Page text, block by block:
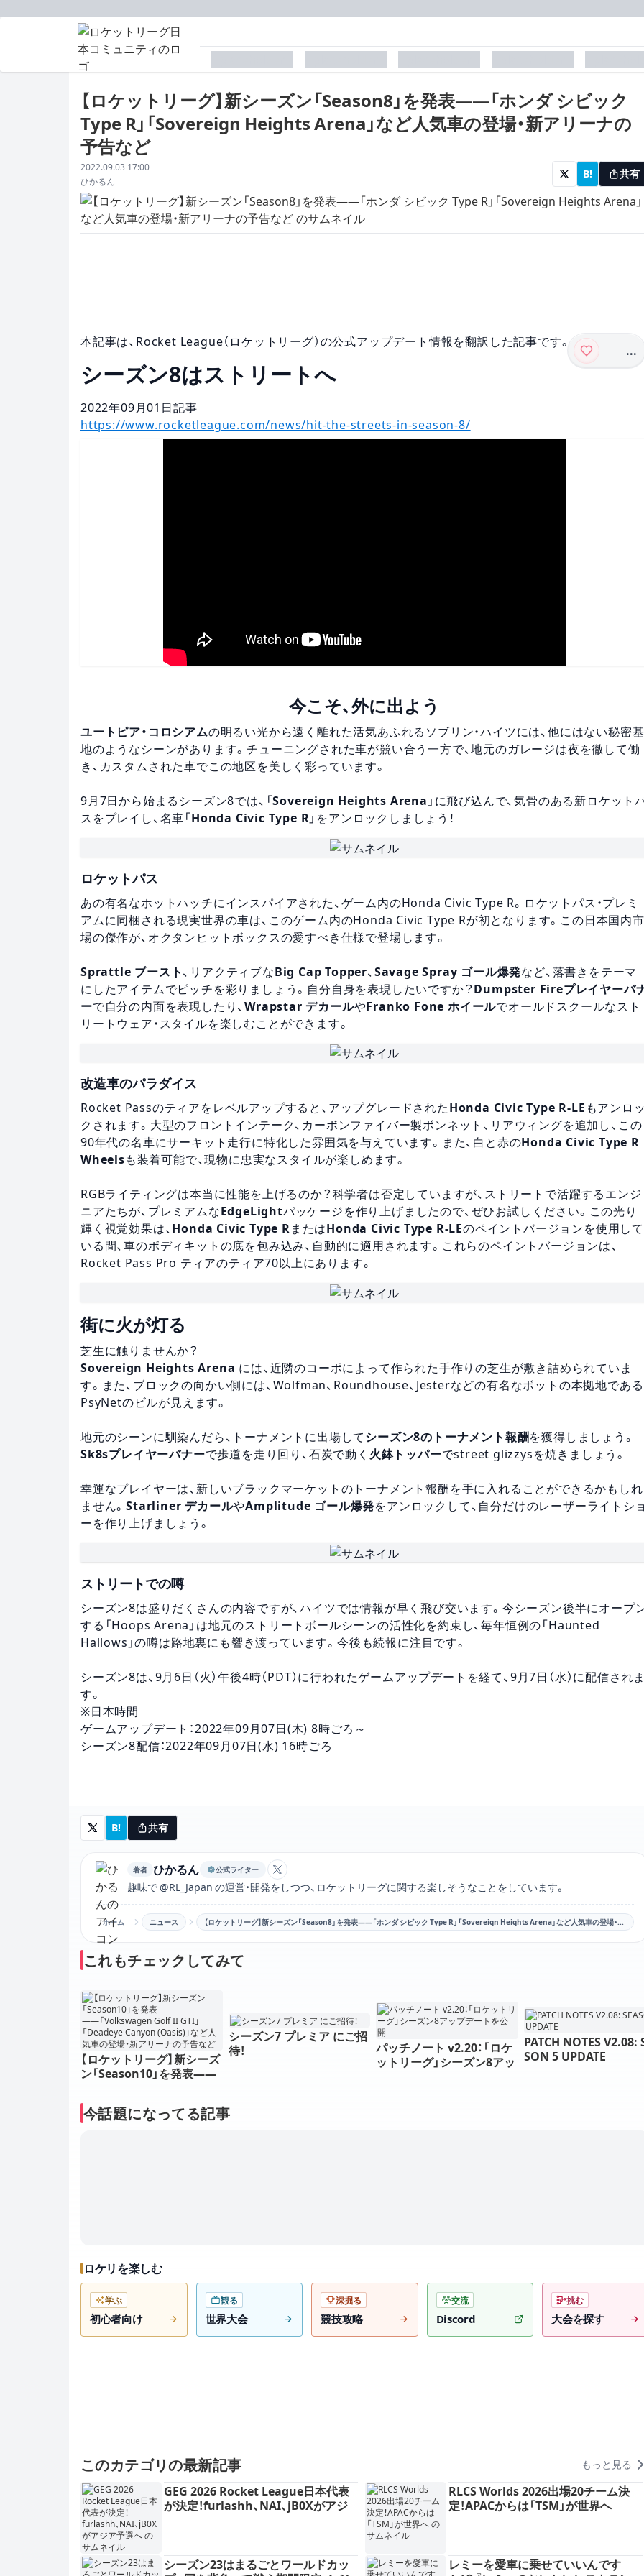
【ロケットリーグ】新シーズン「Season8」を発表――「ホンダ シビック
Type R」「Sovereign Heights Arena」など人気車の登場・新アリーナの
予告など
配信日
2022.09.03 17:00
著者
ひかるん
B! 共有
...
本記事は、Rocket League（ロケットリーグ）の公式アップデート情報を翻訳した記事です。
シーズン8はストリートへ
2022年09月01 日 記事
https://www.rocketleague.com/news/hit-the-streets-in-season-8/
今こそ、外に出よう
ユートピア・コロシアムの明るい光から遠く離れた活気あふれるソブリン・ハイツには、他にはない秘密基
地のようなシーンがあります。チューニングされた車が競い合う一方で、地元のガレージは夜を徹して働
き、カスタムされた車でこの地区を美しく彩っています。
9月7日から始まるシーズン8では、「Sovereign Heights Arena 」に飛び込んで、気骨のある新ロケット
スをプレイし、名車「 Honda Civic Type R 」をアンロックしましょう！
ロケットパス
あの有名なホットハッチにインスパイアされた、ゲーム内のHonda Civic Type R。ロケットパス・プレミ
アムに同梱される現実世界の車は、このゲーム内のHonda Civic Type Rが初となります。この日本国内市
場の傑作が、オクタンヒットボックスの愛すべき仕様で登場します。
Sprattle ブースト 、リアクティブな Big Cap Topper、 Savage Spray ゴール爆発など、落書きをテーマ
にしたアイテムでピッチを彩りましょう。自分自身を表現したいですか？ Dumpster Fireプレイヤーバ
ーで自分の内面を表現したり、Wrapstar デカールやFranko Fone ホイールでオールドスクールなスト
リートウェア・スタイルを楽しむことができます。
改造車のパラダイス
Rocket Passのティアをレベルアップすると、アップグレードされた Honda Civic Type R-LE もアンロ
クされます。大型のフロントインテーク、カーボンファイバー製ボンネット、リアウィングを追加し、この
90年代の名車にサーキット走行に特化した雰囲気を与えています。また、白と赤のHonda Civic Type R
Wheels も装着可能で、現物に忠実なスタイルが楽しめます。
RGBライティングは本当に性能を上げるのか？科学者は否定していますが、ストリートで活躍するエンジ
ニアたちが、プレミアムな EdgeLightパッケージを作り上げましたので、ぜひお試しください。この光り
輝く視覚効果は、 Honda Civic Type R または Honda Civic Type R-LEのペイントバージョンを使用して
いる間、車のボディキットの底を包み込み、自動的に適用されます。これらのペイントバージョンは、
Rocket Pass Pro ティアのティア70以上にあります。
街に火が灯る
芝生に触りませんか？
Sovereign Heights Arena には、近隣のコーポによって作られた手作りの芝生が敷き詰められていま
す。また、ブロックの向かい側には、Wolfman、Roundhouse、Jesterなどの有名なボットの本拠地である
PsyNetのビルが見えます。
地元のシーンに馴染んだら、トーナメントに出場して シーズン8のトーナメント報酬 を獲得しましょう。
Sk8sプレイヤーバナーで歩道を走り回り、石炭で動く 火鉢トッパーでstreet glizzysを焼きましょう。
幸運なプレイヤーは、新しいブラックマーケットのトーナメント報酬を手に入れることができるかもしれ
ません。Starliner デカールやAmplitude ゴール爆発をアンロックして、自分だけのレーザーライトシ
ーを作り上げましょう。
ストリートでの噂
シーズン8は盛りだくさんの内容ですが、ハイツでは情報が早く飛び交います。今シーズン後半にオープ
する「Hoops Arena」は地元のストリートボールシーンの活性化を約束し、毎年恒例の「Haunted
Hallows」の噂は路地裏にも響き渡っています。今後も続報に注目です。
シーズン8は、9月6日（火）午後4時（PDT）に行われたゲームアップデートを経て、9月7日（水）に配信され
す。
※日本時間
ゲームアップデート：2022年09月07日(木) 8時ごろ～
シーズン8配信：2022年09月07日(水) 16時ごろ
B! 共有
著者 ひかるん 公式ライター
ひかるんのXアカウントリンク
趣味で @RL_Japan の運営・開発をしつつ、ロケットリーグに関する楽しそうなことをしています。
ホーム ニュース
これもチェックしてみて
【ロケットリーグ】新シーズ
ン「Season10」を発表――
I」「Deadeye Canyon (Oas
is)」など人気車の登場・新ア
シーズン7 プレミア にご招
待！
パッチノート v2.20：「ロケ
ットリーグ」シーズン8アッ
PATCH NOTES V2.08:
SON 5 UPDATE
今話題になってる記事
ロケリを楽しむ
学ぶ
初心者向け
観る
世界大会
深掘る
競技攻略
交流
Discord
挑む
大会を探す
このカテゴリの最新記事 もっと見る
GEG 2026 Rocket League日本代表
が決定！furlashh、NAI、jB0Xがアジ
RLCS Worlds 2026出場20チーム決
定！APACからは「TSM」が世界へ
シーズン23はまるごとワールドカッ
レミーを愛車に乗せていいんです